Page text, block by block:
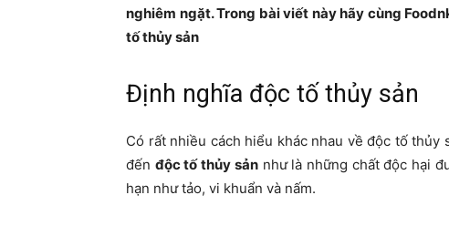
nghiêm ngặt. Trong bài viết này hãy cùng
tố thủy sản
Định nghĩa độc tố thủy sản
Có rất nhiều cách hiểu khác nhau về độc tố
đến độc tố thủy sảnnhư là những chất độc hại
hạn như tảo, vi khuẩn và nấm.